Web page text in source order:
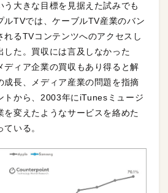
う大きな目標を見据えた試みでも
ルTVでは、ケーブルTV産業のバン
れるTVコンテンツへのアクセスし
した。買収には言及しなかった
ディア企業の買収もあり得ると解
成長、メディア産業の問題を指摘
トから、2003年にiTunesミュージ
を変えたようなサービスを絡めた
いる。